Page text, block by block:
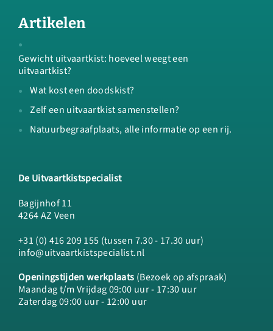
Artikelen
Gewicht uitvaartkist: hoeveel weegt een
uitvaartkist?
Wat kost een doodskist?
Zelf een uitvaartkist samenstellen?
Natuurbegraafplaats, alle informatie op een rij.
De Uitvaartkistspecialist
Bagijnhof 11
4264 AZ Veen
+31 (0) 416 209 155 (tussen 7.30 - 17.30 uur)
info@uitvaartkistspecialist.nl
Openingstijden werkplaats (Bezoek op afspraak)
Maandag t/m Vrijdag 09:00 uur - 17:30 uur
Zaterdag 09:00 uur - 12:00 uur